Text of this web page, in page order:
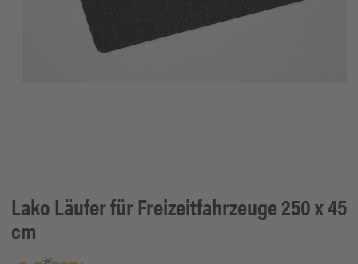
Lako Läufer für Freizeitfahrzeuge 250 x 45
cm